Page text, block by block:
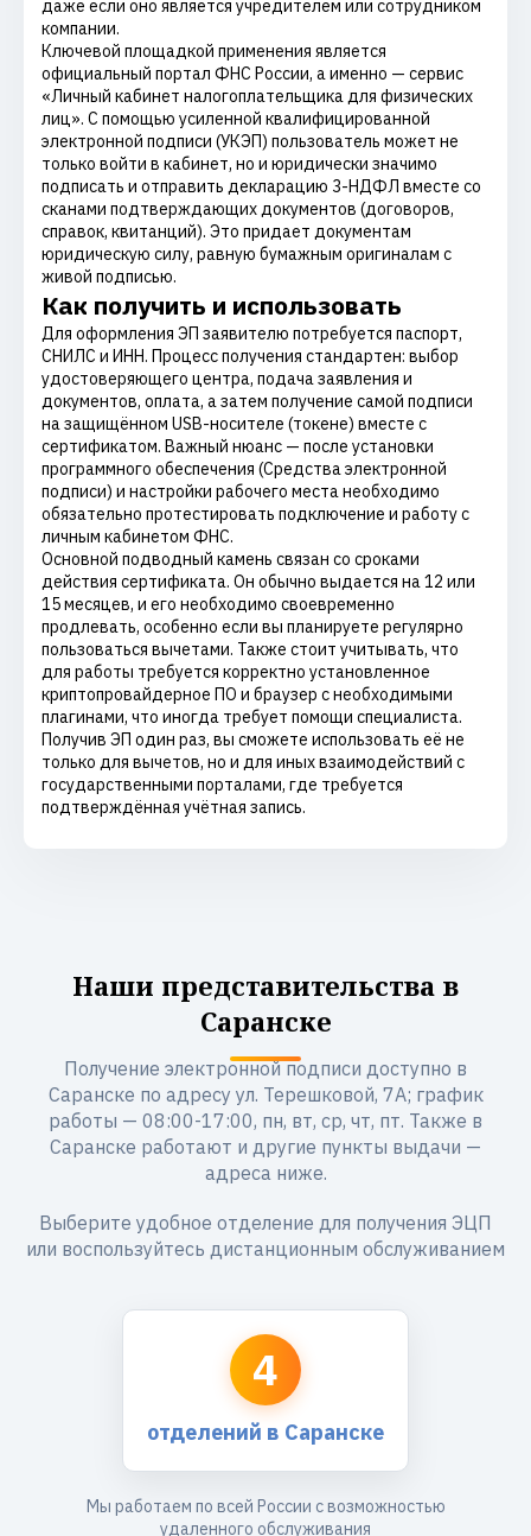
даже если оно является учредителем или сотрудником
компании.
Ключевой площадкой применения является
официальный портал ФНС России, а именно — сервис
«Личный кабинет налогоплательщика для физических
лиц». С помощью усиленной квалифицированной
электронной подписи (УКЭП) пользователь может не
только войти в кабинет, но и юридически значимо
подписать и отправить декларацию 3-НДФЛ вместе со
сканами подтверждающих документов (договоров,
справок, квитанций). Это придает документам
юридическую силу, равную бумажным оригиналам с
живой подписью.
Как получить и использовать
Для оформления ЭП заявителю потребуется паспорт,
СНИЛС и ИНН. Процесс получения стандартен: выбор
удостоверяющего центра, подача заявления и
документов, оплата, а затем получение самой подписи
на защищённом USB-носителе (токене) вместе с
сертификатом. Важный нюанс — после установки
программного обеспечения (Средства электронной
подписи) и настройки рабочего места необходимо
обязательно протестировать подключение и работу с
личным кабинетом ФНС.
Основной подводный камень связан со сроками
действия сертификата. Он обычно выдается на 12 или
15 месяцев, и его необходимо своевременно
продлевать, особенно если вы планируете регулярно
пользоваться вычетами. Также стоит учитывать, что
для работы требуется корректно установленное
криптопровайдерное ПО и браузер с необходимыми
плагинами, что иногда требует помощи специалиста.
Получив ЭП один раз, вы сможете использовать её не
только для вычетов, но и для иных взаимодействий с
государственными порталами, где требуется
подтверждённая учётная запись.
Наши представительства в
Саранске
Получение электронной подписи доступно в
Саранске по адресу ул. Терешковой, 7А; график
работы — 08:00-17:00, пн, вт, ср, чт, пт. Также в
Саранске работают и другие пункты выдачи —
адреса ниже.
Выберите удобное отделение для получения ЭЦП
или воспользуйтесь дистанционным обслуживанием
4
отделений в Саранске
Мы работаем по всей России с возможностью
удаленного обслуживания